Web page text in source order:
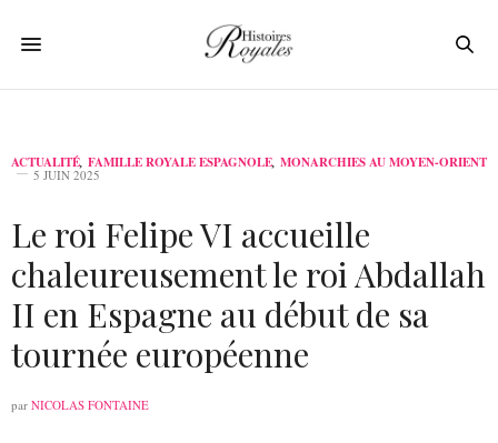
ACTUALITÉ, FAMILLE ROYALE ESPAGNOLE, MONARCHIES AU MOYEN-ORIENT
5 JUIN 2025
Le roi Felipe VI accueille
chaleureusement le roi Abdallah
II en Espagne au début de sa
tournée européenne
par NICOLAS FONTAINE